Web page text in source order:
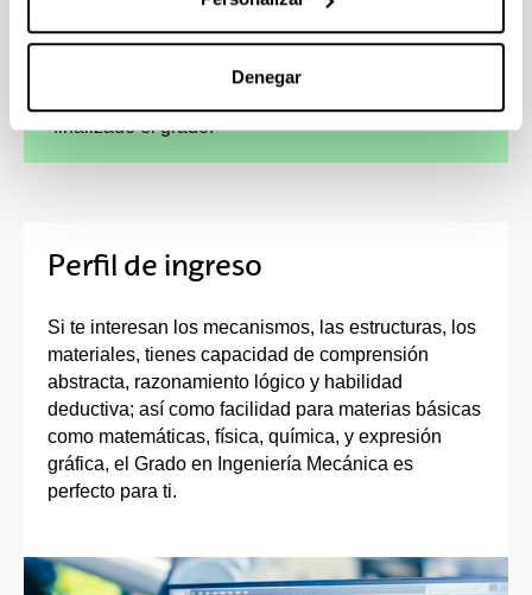
Denegar
cursar parte de los estudios en el extranjero,
finalizado el grado.
Perfil de ingreso
Si te interesan los mecanismos, las estructuras, los
materiales, tienes capacidad de comprensión
abstracta, razonamiento lógico y habilidad
deductiva; así como facilidad para materias básicas
como matemáticas, física, química, y expresión
gráfica, el Grado en Ingeniería Mecánica es
perfecto para ti.